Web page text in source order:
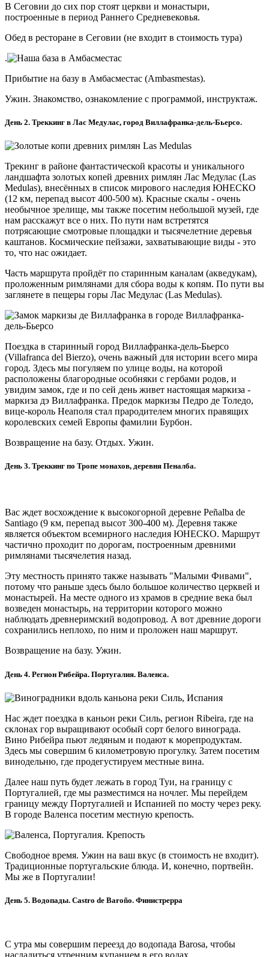
В Сеговии до сих пор стоят церкви и монастыри,
построенные в период Раннего Средневековья.
Обед в ресторане в Сеговии (не входит в стоимость тура)
.
Прибытие на базу в Амбасместас (Ambasmestas).
Ужин. Знакомство, ознакомление с программой, инструктаж.
День 2. Треккинг в Лас Медулас, город Виллафранка-дель-Бьерсо.
Трекинг в районе фантастической красоты и уникального
ландшафта золотых копей древних римлян Лас Медулас (Las
Medulas), внесённых в список мирового наследия ЮНЕСКО
(12 км, перепад высот 400-500 м). Красные скалы - очень
необычное зрелище, мы также посетим небольшой музей, где
нам расскажут все о них. По пути нам встретятся
потрясающие смотровые площадки и тысячелетние деревья
каштанов. Космические пейзажи, захватывающие виды - это
то, что нас ожидает.
Часть маршрута пройдёт по старинным каналам (акведукам),
проложенным римлянами для сбора воды к копям. По пути вы
заглянете в пещеры горы Лас Медулас (Las Medulas).
Поездка в старинный город Виллафранка-дель-Бьерсо
(Villafranca del Bierzo), очень важный для истории всего мира
город. Здесь мы погуляем по улице воды, на которой
расположены благородные особняки с гербами родов, и
увидим замок, где и по сей день живет настоящая маркиза -
маркиза дэ Виллафранка. Предок маркизы Педро де Толедо,
вице-король Неаполя стал прародителем многих правящих
королевских семей Европы фамилии Бурбон.
Возвращение на базу. Отдых. Ужин.
День 3. Треккинг по Тропе монахов, деревня Пеналба.
Вас ждет восхождение к высокогорной деревне Peñalba de
Santiago (9 км, перепад высот 300-400 м). Деревня также
является объектом всемирного наследия ЮНЕСКО. Маршрут
частично проходит по дорогам, построенным древними
римлянами тысячелетия назад.
Эту местность принято также называть "Малыми Фивами",
потому что раньше здесь было большое количество церквей и
монастырей. На месте одного из храмов в средние века был
возведен монастырь, на территории которого можно
наблюдать древнеримский водопровод. А вот древние дороги
сохранились неплохо, по ним и проложен наш маршрут.
Возвращение на базу. Ужин.
День 4. Регион Рибейра. Португалия. Валенса.
Нас ждет поездка в каньон реки Силь, регион Ribeira, где на
склонах гор выращивают особый сорт белого винограда.
Вино Рибейра пьют ледяным и подают к морепродуктам.
Здесь мы совершим 6 километровую прогулку. Затем посетим
винодельню, где продегустируем местные вина.
Далее наш путь будет лежать в город Туи, на границу с
Португалией, где мы разместимся на ночлег. Мы перейдем
границу между Португалией и Испанией по мосту через реку.
В городе Валенса посетим местную крепость.
Свободное время. Ужин на ваш вкус (в стоимость не входит).
Традиционные португальские блюда. И, конечно, портвейн.
Мы же в Португалии!
День 5. Водопады. Castro de Baroño. Финистрерра
С утра мы совершим переезд до водопада Barosa, чтобы